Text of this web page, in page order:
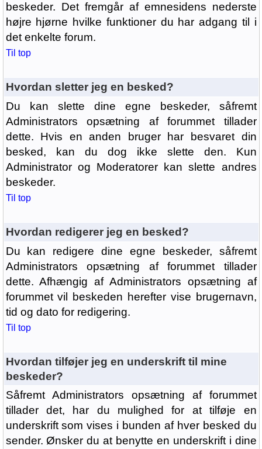
beskeder. Det fremgår af emnesidens nederste
højre hjørne hvilke funktioner du har adgang til i
det enkelte forum.
Til top
Hvordan sletter jeg en besked?
Du kan slette dine egne beskeder, såfremt
Administrators opsætning af forummet tillader
dette. Hvis en anden bruger har besvaret din
besked, kan du dog ikke slette den. Kun
Administrator og Moderatorer kan slette andres
beskeder.
Til top
Hvordan redigerer jeg en besked?
Du kan redigere dine egne beskeder, såfremt
Administrators opsætning af forummet tillader
dette. Afhængig af Administrators opsætning af
forummet vil beskeden herefter vise brugernavn,
tid og dato for redigering.
Til top
Hvordan tilføjer jeg en underskrift til mine
beskeder?
Såfremt Administrators opsætning af forummet
tillader det, har du mulighed for at tilføje en
underskrift som vises i bunden af hver besked du
sender. Ønsker du at benytte en underskrift i dine